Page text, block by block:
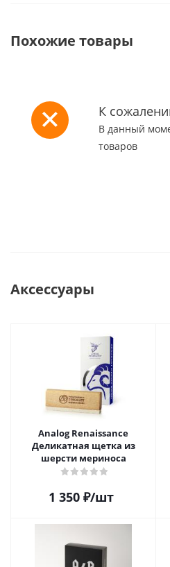
Похожие товары
К
В данный
товаров
Аксессуары
Analog Renaissance
Деликатная щетка из
шерсти мериноса
1 350₽/шт